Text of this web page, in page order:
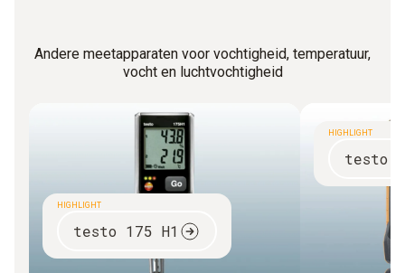
Andere meetapparaten voor vochtigheid, temperatuur,
vocht en luchtvochtigheid
HIGHLIGHT
testo 175 H1
HIGHLIGHT
testo